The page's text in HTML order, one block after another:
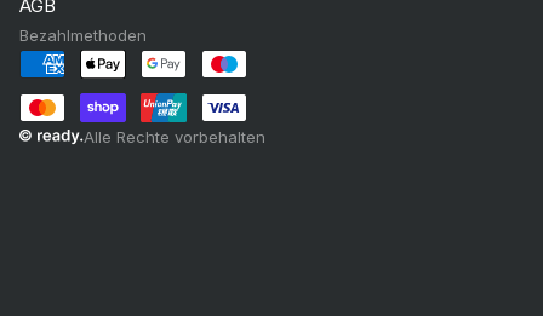
AGB
Bezahlmethoden
Alle Rechte vorbehalten